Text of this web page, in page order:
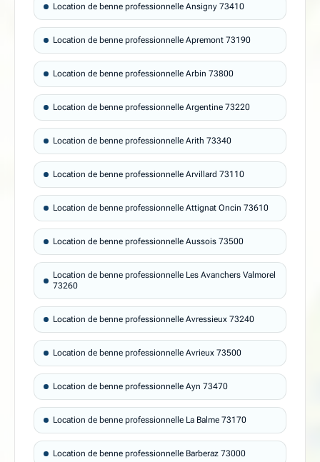
Location de benne professionnelle Ansigny 73410
Location de benne professionnelle Apremont 73190
Location de benne professionnelle Arbin 73800
Location de benne professionnelle Argentine 73220
Location de benne professionnelle Arith 73340
Location de benne professionnelle Arvillard 73110
Location de benne professionnelle Attignat Oncin 73610
Location de benne professionnelle Aussois 73500
Location de benne professionnelle Les Avanchers Valmorel
73260
Location de benne professionnelle Avressieux 73240
Location de benne professionnelle Avrieux 73500
Location de benne professionnelle Ayn 73470
Location de benne professionnelle La Balme 73170
Location de benne professionnelle Barberaz 73000